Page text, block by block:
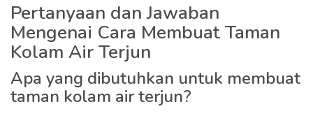
Pertanyaan dan Jawaban
Mengenai Cara Membuat Taman
Kolam Air Terjun
Apa yang dibutuhkan untuk membuat
taman kolam air terjun?